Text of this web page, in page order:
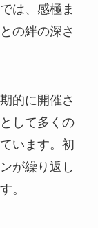
は、感極ま
の絆の深さ
的に開催さ
して多くの
います。初
が繰り返し
。